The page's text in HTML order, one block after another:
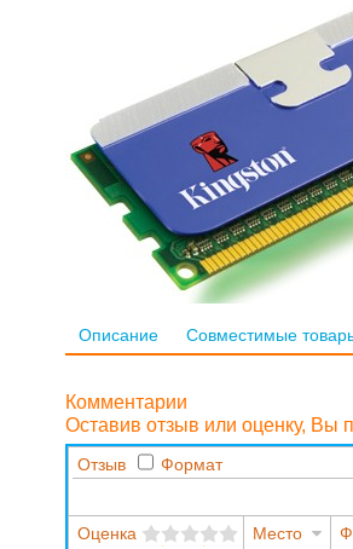
Описание Совместимые
Комментарии
Оставив отзыв или оценку, Вы
Отзыв Формат
Оценка Место